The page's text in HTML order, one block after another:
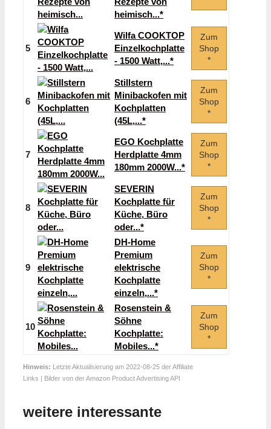
heimisch...*
5
Wilfa COOKTOP
Einzelkochplatte
- 1500 Watt,...*
Zum
Shop
*
6
Stillstern
Minibackofen mit
Kochplatten
(45L,...*
Zum
Shop
*
7
EGO Kochplatte
Herdplatte 4mm
180mm 2000W...*
Zum
Shop
*
8
SEVERIN
Kochplatte für
Küche, Büro
oder...*
Zum
Shop
*
9
DH-Home
Premium
elektrische
Kochplatte
einzeln,...*
Zum
Shop
*
10
Rosenstein &
Söhne
Kochplatte:
Mobiles...*
Zum
Shop
*
Hinweis: Letzte Aktualisierung am 2022-08-25 der Affiliate
Links | Bilder von der Amazon Product Advertising API
weitere interessante